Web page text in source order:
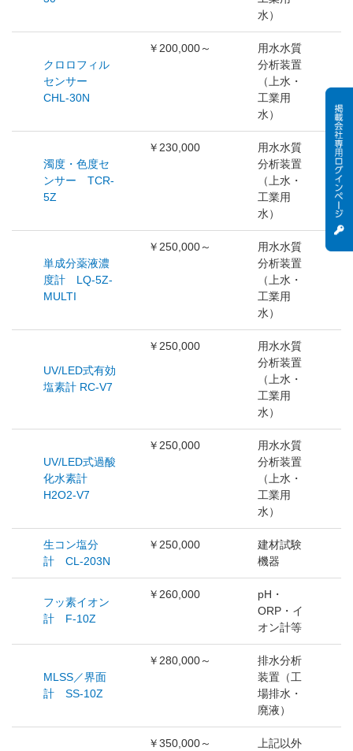
水）
クロロフィル
センサー
CHL-30N
￥200,000～
用水水質
分析装置
（上水・
工業用
水）
濁度・色度セ
ンサー TCR-
5Z
￥230,000
用水水質
分析装置
（上水・
工業用
水）
単成分薬液濃
度計 LQ-5Z-
MULTI
￥250,000～
用水水質
分析装置
（上水・
工業用
水）
UV/LED式有効
塩素計 RC-V7
￥250,000
用水水質
分析装置
（上水・
工業用
水）
UV/LED式過酸
化水素計
H2O2-V7
￥250,000
用水水質
分析装置
（上水・
工業用
水）
生コン塩分
計 CL-203N
￥250,000
建材試験
機器
フッ素イオン
計 F-10Z
￥260,000
pH・
ORP・イ
オン計等
MLSS／界面
計 SS-10Z
￥280,000～
排水分析
装置（工
場排水・
廃液）
￥350,000～
上記以外